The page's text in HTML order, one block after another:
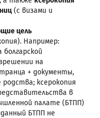
(с визами и
цель
Например:
болгарской
на
+ документы,
ксерокопия
в
палате (БТПП)
БТПП не